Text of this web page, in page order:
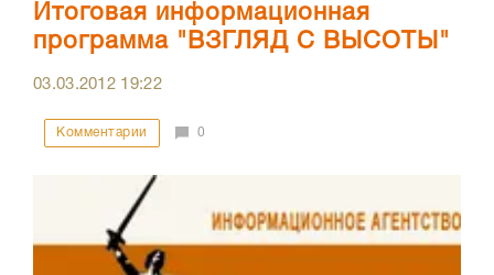
Итоговая информационная
программа "ВЗГЛЯД С ВЫСОТЫ"
03.03.2012 19:22
Комментарии 0